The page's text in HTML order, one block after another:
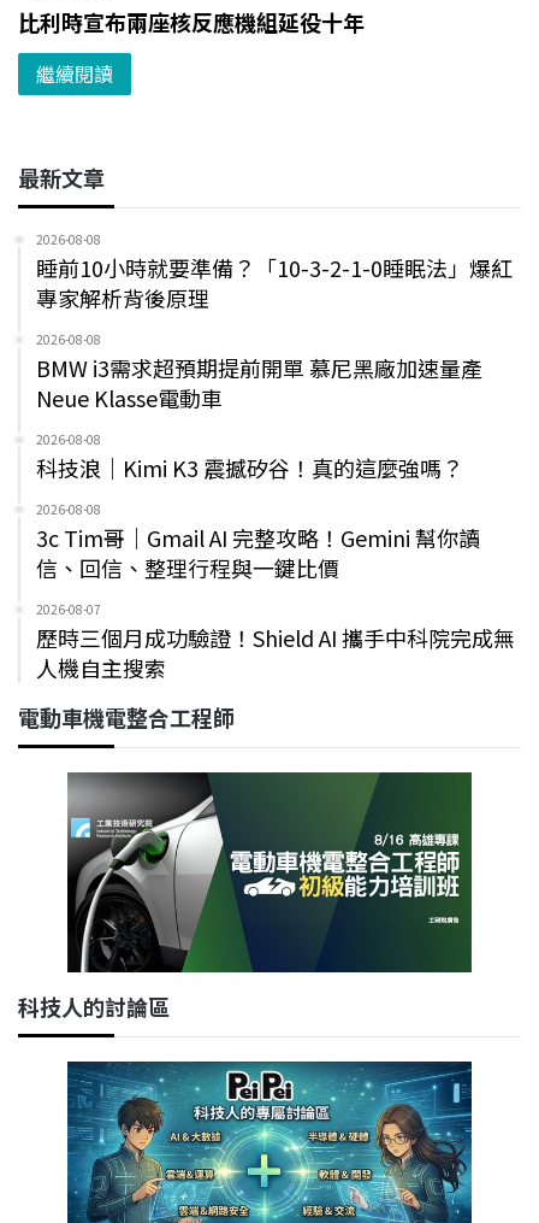
比利時宣布兩座核反應機組延役十年
繼續閱讀
最新文章
2026-08-08
睡前10小時就要準備？「10-3-2-1-0睡眠法」爆紅
專家解析背後原理
2026-08-08
BMW i3需求超預期提前開單 慕尼黑廠加速量產
Neue Klasse電動車
2026-08-08
科技浪｜Kimi K3 震撼矽谷！真的這麼強嗎？
2026-08-08
3c Tim哥｜Gmail AI 完整攻略！Gemini 幫你讀
信、回信、整理行程與一鍵比價
2026-08-07
歷時三個月成功驗證！Shield AI 攜手中科院完成無
人機自主搜索
電動車機電整合工程師
科技人的討論區